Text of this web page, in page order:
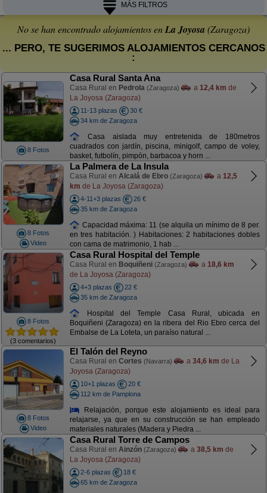
MÁS FILTROS
No se han encontrado alojamientos enLa Joyosa (Zaragoza)
... PERO, TE SUGERIMOS ALOJAMIENTOS CERCANOS
:
8 Fotos
Casa Rural Santa Ana
Casa Rural en Pedrola (Zaragoza) a 12,4 km de
La Joyosa (Zaragoza)
11-13 plazas
30 €
34 km de Zaragoza
Casa aislada muy entretenida de 180metros
cuadrados con jardín, piscina, minigolf, campo de voley,
basket, futbolín, pimpón, barbacoa y horn ...
8 Fotos
Video
La Palmera de La Insula
Casa Rural en Alcalá de Ebro (Zaragoza) a 12,5
km de La Joyosa (Zaragoza)
4-11+3 plazas
26 €
35 km de Zaragoza
Capacidad máxima: 11 (se alquila un mínimo de 8 per.
en tres habitación. ) Habitaciones: 2 habitaciones dobles
con cama de matrimonio, 1 hab ...
8 Fotos
(3 comentarios)
Casa Rural Hospital del Temple
Casa Rural en Boquiñeni (Zaragoza) a 18,6 km
de La Joyosa (Zaragoza)
4+3 plazas
22 €
35 km de Zaragoza
Hospital del Temple Casa Rural, ubicada en
Boquiñeni (Zaragoza) en la ribera del Rio Ebro cerca del
Embalse de La Loteta, un paraíso natural ...
8 Fotos
Video
El Talón del Reyno
Casa Rural en Cortes (Navarra) a 34,6 km de La
Joyosa (Zaragoza)
10+1 plazas
20 €
112 km de Pamplona
Relajación, porque este alojamiento es ideal para
relajarse, ya que en su construcción se han empleado
materiales naturales (Madera y Piedra ...
Casa Rural Torre de Campos
Casa Rural en Ainzón (Zaragoza) a 38,5 km de
La Joyosa (Zaragoza)
2-6 plazas
18 €
65 km de Zaragoza